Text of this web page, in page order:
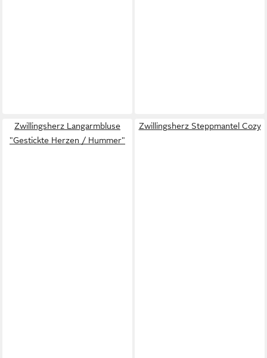
Zwillingsherz Langarmbluse
"Gestickte Herzen / Hummer"
Zwillingsherz Steppmantel Cozy